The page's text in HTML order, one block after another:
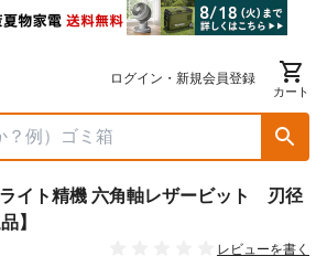
ログイン・新規会員登録
カート
イト精機 六角軸レザービット 刃径
】
レビューを書く